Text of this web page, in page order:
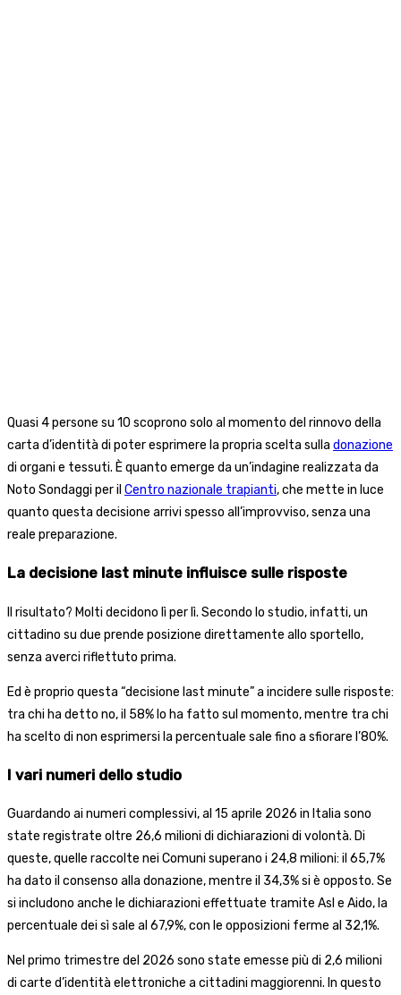
Quasi 4 persone su 10 scoprono solo al momento del rinnovo della
carta d’identità di poter esprimere la propria scelta sulla donazione
di organi e tessuti. È quanto emerge da un’indagine realizzata da
Noto Sondaggi per il Centro nazionale trapianti, che mette in luce
quanto questa decisione arrivi spesso all’improvviso, senza una
reale preparazione.
La decisione last minute influisce sulle risposte
Il risultato? Molti decidono lì per lì. Secondo lo studio, infatti, un
cittadino su due prende posizione direttamente allo sportello,
senza averci riflettuto prima.
Ed è proprio questa “decisione last minute” a incidere sulle risposte:
tra chi ha detto no, il 58% lo ha fatto sul momento, mentre tra chi
ha scelto di non esprimersi la percentuale sale fino a sfiorare l’80%.
I vari numeri dello studio
Guardando ai numeri complessivi, al 15 aprile 2026 in Italia sono
state registrate oltre 26,6 milioni di dichiarazioni di volontà. Di
queste, quelle raccolte nei Comuni superano i 24,8 milioni: il 65,7%
ha dato il consenso alla donazione, mentre il 34,3% si è opposto. Se
si includono anche le dichiarazioni effettuate tramite Asl e Aido, la
percentuale dei sì sale al 67,9%, con le opposizioni ferme al 32,1%.
Nel primo trimestre del 2026 sono state emesse più di 2,6 milioni
di carte d’identità elettroniche a cittadini maggiorenni. In questo